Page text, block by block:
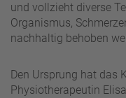
und vollzieht diverse
Organismus,
nachhaltig behoben
Den Ursprung hat das
Physiotherapeutin